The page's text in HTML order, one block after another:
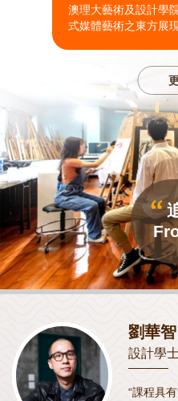
澳理大藝術及設計學
式媒體藝術之東方展
劉華智
設計學
“課程具